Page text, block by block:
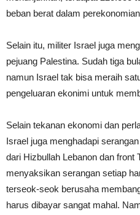
beban berat dalam
Selain itu, militer Israel juga
pejuang Palestina. Sudah tiga
namun Israel tak bisa meraih
pengeluaran ekonimi untuk
Selain tekanan ekonomi dan
Israel juga menghadapi
dari Hizbullah Lebanon dan front
menyaksikan serangan setiap
terseok-seok berusaha
harus dibayar sangat mahal.